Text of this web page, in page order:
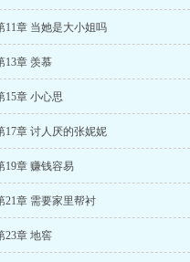
11章 当她是大小姐吗
13章 羡慕
15章 小心思
17章 讨人厌的张妮妮
19章 赚钱容易
21章 需要家里帮衬
23章 地窖